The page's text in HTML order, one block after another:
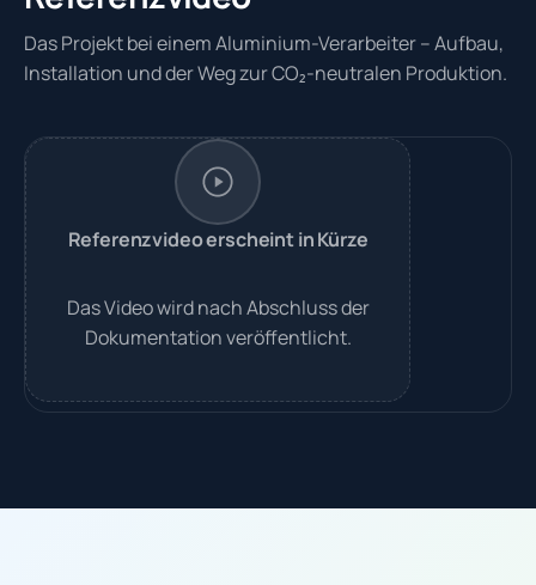
Das Projekt bei einem Aluminium-Verarbeiter – Aufbau,
Installation und der Weg zur CO₂-neutralen Produktion.
Referenzvideo erscheint in Kürze
Das Video wird nach Abschluss der
Dokumentation veröffentlicht.